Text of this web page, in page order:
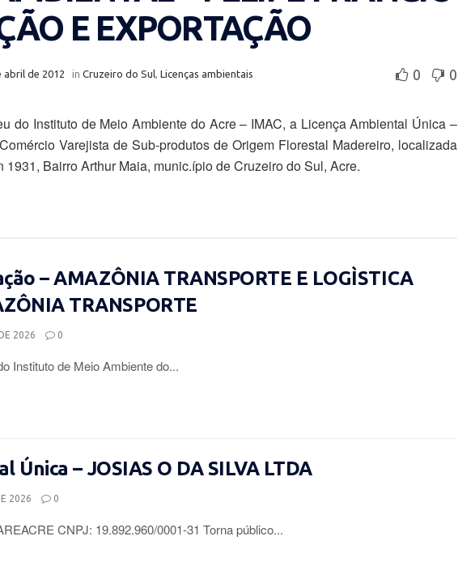
E EXPORTAÇÃO
abril de 2012 in Cruzeiro do Sul, Licenças ambientais 0 0
do Instituto de Meio Ambiente do Acre – IMAC, a Licença Ambiental Única –
Varejista de Sub-produtos de Origem Florestal Madereiro, localizada
1931, Bairro Arthur Maia, munic.ípio de Cruzeiro do Sul, Acre.
– AMAZÔNIA TRANSPORTE E LOGÌSTICA
TRANSPORTE
2026 0
Instituto de Meio Ambiente do...
Única – JOSIAS O DA SILVA LTDA
2026 0
CNPJ: 19.892.960/0001-31 Torna público...